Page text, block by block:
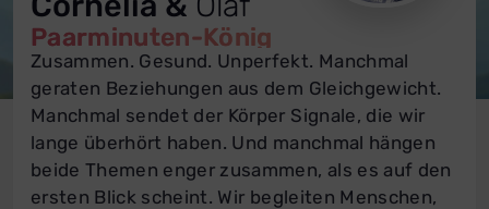
Paarminuten-König
Zusammen. Gesund. Unperfekt. Manchmal
geraten Beziehungen aus dem Gleichgewicht.
Manchmal sendet der Körper Signale, die wir
lange überhört haben. Und manchmal hängen
beide Themen enger zusammen, als es auf den
ersten Blick scheint. Wir begleiten Menschen,